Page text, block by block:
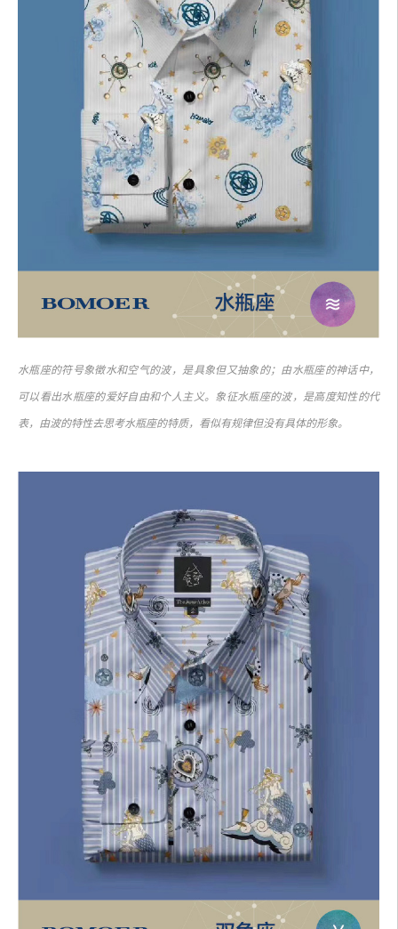
水瓶座的符号象徵水和空气的波，是具象但又抽象的；由水瓶座的神话中，
可以看出水瓶座的爱好自由和个人主义。象征水瓶座的波，是高度知性的代
表，由波的特性去思考水瓶座的特质，看似有规律但没有具体的形象。